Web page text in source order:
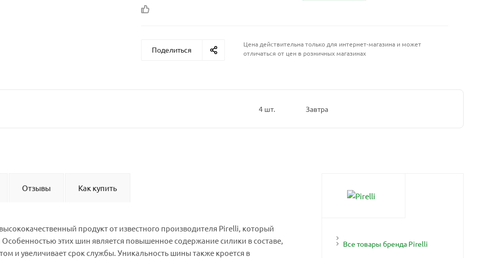
Поделиться
Цена действительна только для интернет-магазина и может
отличаться от цен в розничных магазинах
4 шт. Завтра
Отзывы Как купить
продукт от известного производителя Pirelli, который
этих шин является повышенное содержание силики в составе,
и увеличивает срок службы. Уникальность шины также кроется в
Все товары бренда Pirelli